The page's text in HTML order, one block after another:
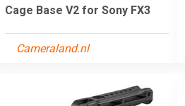
Cage Base V2 for Sony FX3
Cameraland.nl